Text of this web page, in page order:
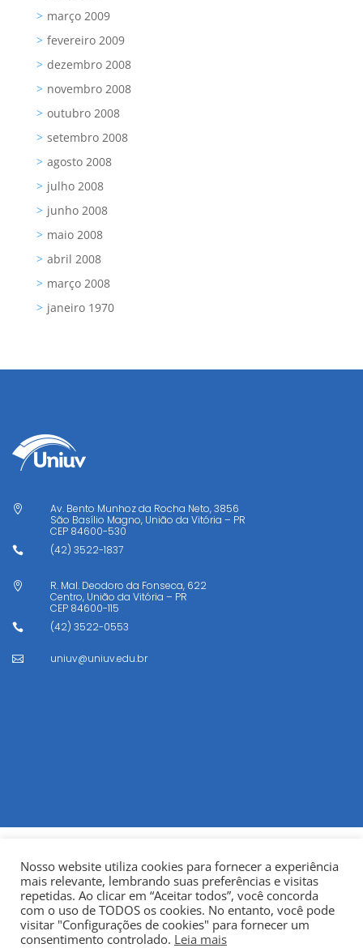
março 2009
fevereiro 2009
dezembro 2008
novembro 2008
outubro 2008
setembro 2008
agosto 2008
julho 2008
junho 2008
maio 2008
abril 2008
março 2008
janeiro 1970

Av. Bento Munhoz da Rocha Neto, 3856
São Basílio Magno, União da Vitória – PR
CEP 84600-530
 (42) 3522-1837

R. Mal. Deodoro da Fonseca, 622
Centro, União da Vitória – PR
CEP 84600-115
 (42) 3522-0553
 uniuv@uniuv.edu.br
© Copyright 2022Fundação Municipal Centro Universitário
Nosso website utiliza cookies para fornecer a experiência
mais relevante, lembrando suas preferências e visitas
repetidas. Ao clicar em “Aceitar todos”, você concorda
com o uso de TODOS os cookies. No entanto, você pode
visitar "Configurações de cookies" para fornecer um
consentimento controlado. Leia mais